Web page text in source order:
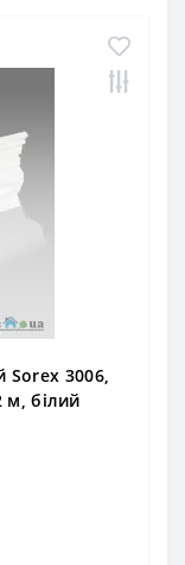
Sorex 3006,
м, білий